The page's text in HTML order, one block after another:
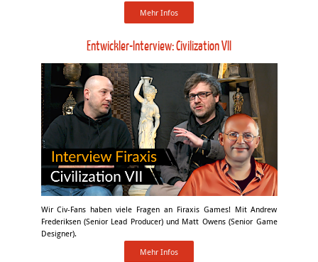
Mehr Infos
Entwickler-Interview: Civilization VII
Wir Civ-Fans haben viele Fragen an Firaxis Games! Mit Andrew
Frederiksen (Senior Lead Producer) und Matt Owens (Senior Game
Designer).
Mehr Infos